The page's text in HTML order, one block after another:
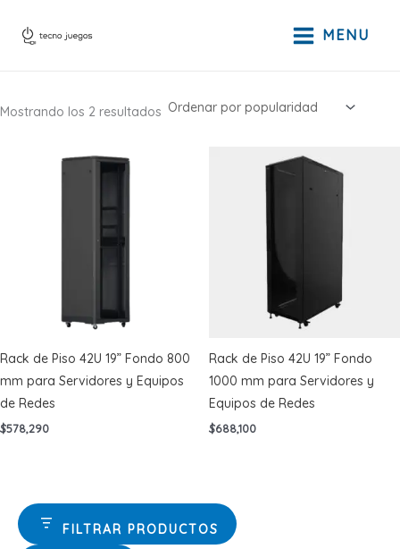
MENU
FILTRAR PRODUCTOS
Mostrando los 2 resultados Ordenado
Rack de Piso 42U 19” Fondo 800
mm para Servidores y Equipos
de Redes
$578,290
Rack de Piso 42U 19” Fondo
1000 mm para Servidores y
Equipos de Redes
$688,100